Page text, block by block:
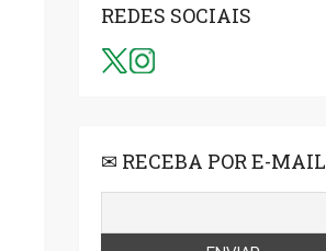
REDES SOCIAIS
✉ RECEBA POR E-MAIL